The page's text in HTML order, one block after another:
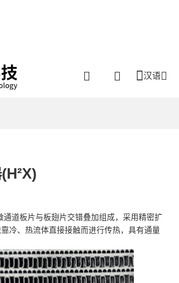
汉语
通道板片与板翅片交错叠加组成，采用精密扩
冷、热流体直接接触而进行传热，具有通量